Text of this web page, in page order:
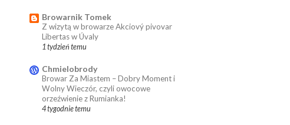
Browarnik Tomek
Z wizytą w browarze Akciový pivovar
Libertas w Úvaly
1 tydzień temu
Chmielobrody
Browar Za Miastem – Dobry Moment i
Wolny Wieczór, czyli owocowe
orzeźwienie z Rumianka!
4 tygodnie temu